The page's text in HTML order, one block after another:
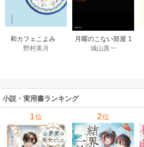
和カフェこよみ
五月くんの夏のお
野村美月
月曜のこない部屋 1
巻
城山真一
小説・実用書ランキング
1位 2位